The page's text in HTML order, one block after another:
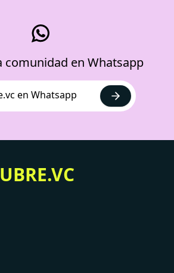
comunidad en Whatsapp
en Whatsapp